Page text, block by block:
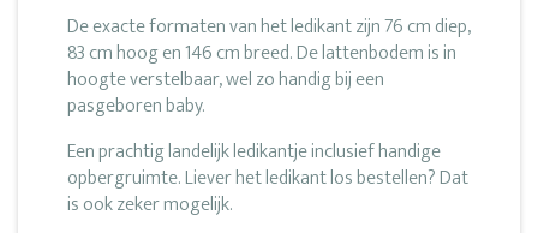
De exacte formaten van het ledikant zijn 76 cm diep,
83 cm hoog en 146 cm breed. De lattenbodem is in
hoogte verstelbaar, wel zo handig bij een
pasgeboren baby.
Een prachtig landelijk ledikantje inclusief handige
opbergruimte. Liever het ledikant los bestellen? Dat
is ook zeker mogelijk.